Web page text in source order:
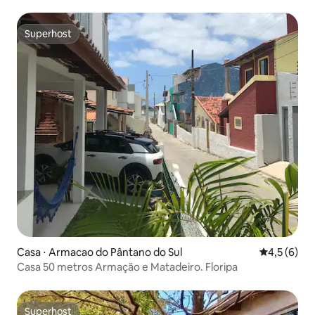
Superhost
Superhost
Casa ⋅ Armacao do Pântano do Sul 4,5 de
4,5 (6)
Casa 50 metros Armação e Matadeiro. Floripa
Superhost